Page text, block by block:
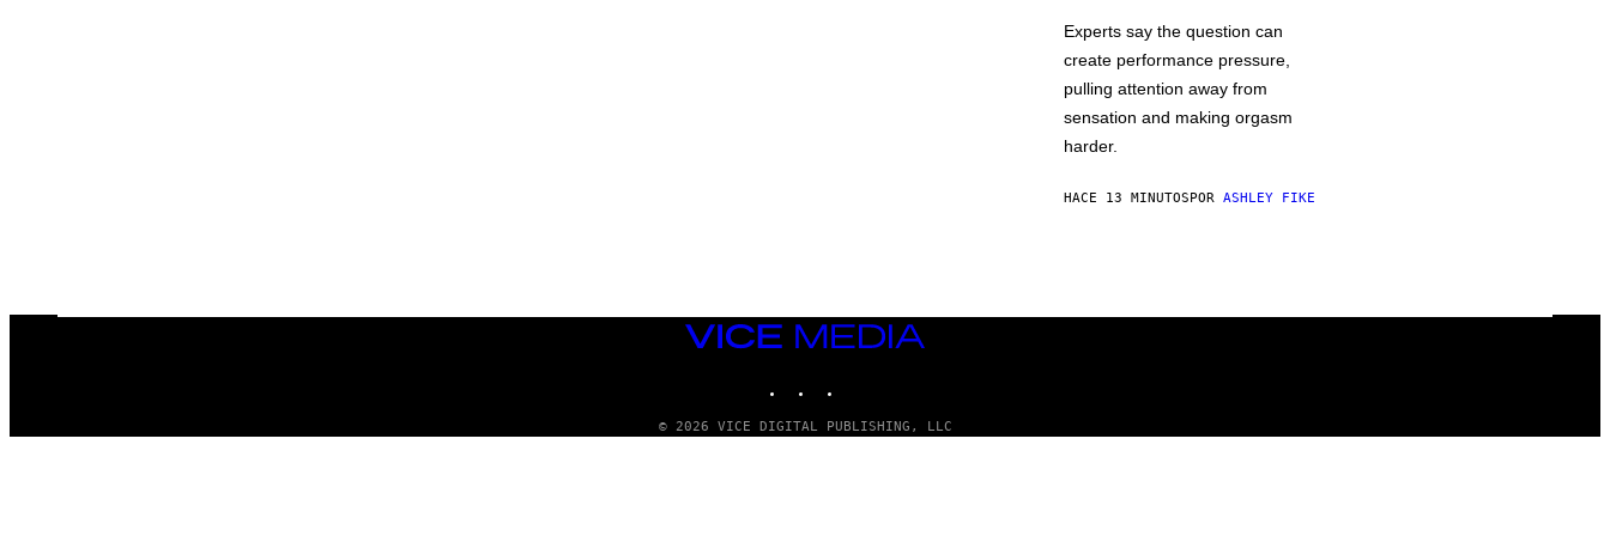
Experts say the question can
create performance pressure,
pulling attention away from
sensation and making orgasm
harder.
HACE 13 MINUTOSPOR ASHLEY FIKE
VICE
MEDIA
© 2026 VICE DIGITAL PUBLISHING, LLC